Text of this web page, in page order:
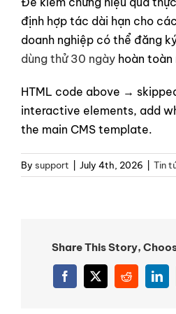
định hợp tác dài hạn cho
doanh nghiệp có thể đăng
dùng thử 30 ngày hoàn toàn
HTML code above →
interactive elements, add
the main CMS template.
By support July 4th, 2026 Tin
Share This Story,
Facebook
X Reddit